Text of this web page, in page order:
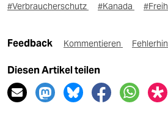
#Verbraucherschutz
#Kanada
Feedback Kommentieren
Diesen Artikel teilen